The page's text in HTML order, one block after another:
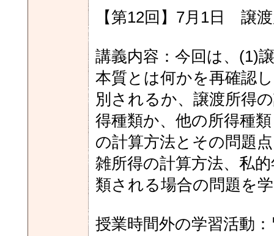
【第12回】7月1日 譲
講義内容：今回は、(1)
本質とは何かを再確認
別されるか、譲渡所得
得種類か、他の所得種
の計算方法とその問題
雑所得の計算方法、私
類される場合の問題を
授業時間外の学習活動